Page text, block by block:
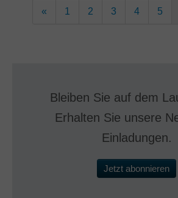
« 1 2 3 4 5
Bleiben Sie auf dem
Erhalten Sie unsere
Einladungen.
Jetzt abonnieren